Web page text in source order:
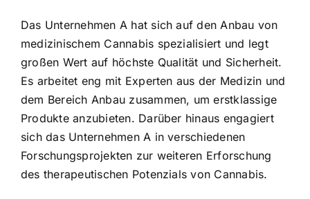
Das Unternehmen A hat sich auf den Anbau von
medizinischem Cannabis spezialisiert und legt
großen Wert auf höchste Qualität und Sicherheit.
Es arbeitet eng mit Experten aus der Medizin und
dem Bereich Anbau zusammen, um erstklassige
Produkte anzubieten. Darüber hinaus engagiert
sich das Unternehmen A in verschiedenen
Forschungsprojekten zur weiteren Erforschung
des therapeutischen Potenzials von Cannabis.